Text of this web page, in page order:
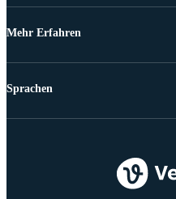
Mehr Erfahren
Sprachen